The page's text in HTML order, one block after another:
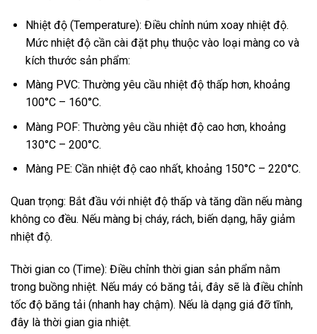
Nhiệt độ (Temperature): Điều chỉnh núm xoay nhiệt độ.
Mức nhiệt độ cần cài đặt phụ thuộc vào loại màng co và
kích thước sản phẩm:
Màng PVC: Thường yêu cầu nhiệt độ thấp hơn, khoảng
100°C – 160°C.
Màng POF: Thường yêu cầu nhiệt độ cao hơn, khoảng
130°C – 200°C.
Màng PE: Cần nhiệt độ cao nhất, khoảng 150°C – 220°C.
Quan trọng: Bắt đầu với nhiệt độ thấp và tăng dần nếu màng
không co đều. Nếu màng bị cháy, rách, biến dạng, hãy giảm
nhiệt độ.
Thời gian co (Time): Điều chỉnh thời gian sản phẩm nằm
trong buồng nhiệt. Nếu máy có băng tải, đây sẽ là điều chỉnh
tốc độ băng tải (nhanh hay chậm). Nếu là dạng giá đỡ tĩnh,
đây là thời gian gia nhiệt.